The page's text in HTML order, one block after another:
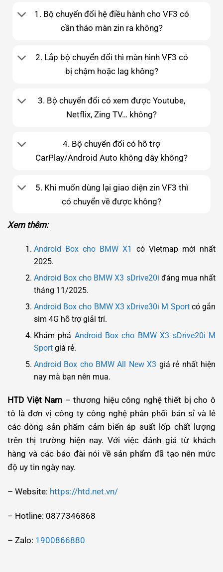
1. Bộ chuyển đổi hệ điều hành cho VF3 có
cần tháo màn zin ra không?
2. Lắp bộ chuyển đổi thì màn hình VF3 có
bị chậm hoặc lag không?
3. Bộ chuyển đổi có xem được Youtube,
Netflix, Zing TV… không?
4. Bộ chuyển đổi có hỗ trợ
CarPlay/Android Auto không dây không?
5. Khi muốn dùng lại giao diện zin VF3 thì
có chuyển về được không?
Xem thêm:
Android Box cho BMW X1
có Vietmap mới nhất
2025.
Android Box cho BMW X3 sDrive20i đáng mua nhất
tháng 11/2025.
Android Box cho BMW X3 xDrive30i M Sportcó gắn
sim 4G hỗ trợ giải trí.
Khám phá Android Box cho BMW X3 sDrive20i M
Sportgiá rẻ.
Android Box cho BMW All New X3 giá rẻ nhất hiện
nay mà bạn nên mua.
HTD Việt Nam – thương hiệu công nghệ thiết bị cho ô
tô là đơn vị công ty công nghệ phân phối bán sỉ và lẻ
các dòng sản phẩm cảm biến áp suất lốp chất lượng
trên thị trường hiện nay. Với việc đánh giá từ khách
hàng và các báo đài nói về sản phẩm đã tạo nên mức
độ uy tin ngày nay.
– Website: https://htd.net.vn/
– Hotline: 0877346868
– Zalo: 1900866880